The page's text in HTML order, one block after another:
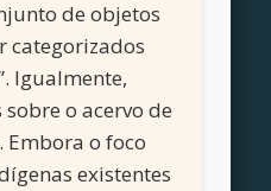
de objetos
categorizados
Igualmente,
o acervo de
Embora o foco
existentes